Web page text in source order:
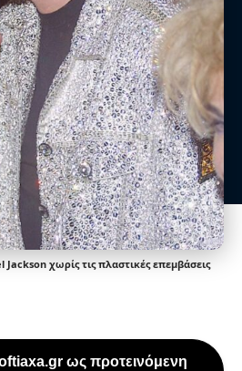
χωρίς τις πλαστικές επεμβάσεις
ως προτεινόμενη